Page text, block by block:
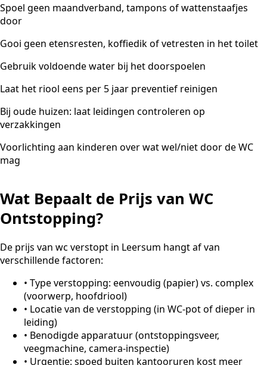
Spoel geen maandverband, tampons of wattenstaafjes
door
Gooi geen etensresten, koffiedik of vetresten in het toilet
Gebruik voldoende water bij het doorspoelen
Laat het riool eens per 5 jaar preventief reinigen
Bij oude huizen: laat leidingen controleren op
verzakkingen
Voorlichting aan kinderen over wat wel/niet door de WC
mag
Wat Bepaalt de Prijs van WC
Ontstopping?
De prijs van wc verstopt in Leersum hangt af van
verschillende factoren:
• Type verstopping: eenvoudig (papier) vs. complex
(voorwerp, hoofdriool)
• Locatie van de verstopping (in WC-pot of dieper in
leiding)
• Benodigde apparatuur (ontstoppingsveer,
veegmachine, camera-inspectie)
• Urgentie: spoed buiten kantooruren kost meer